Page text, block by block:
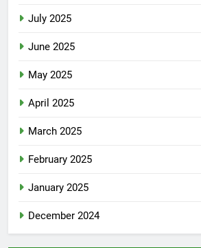
July 2025
June 2025
May 2025
April 2025
March 2025
February 2025
January 2025
December 2024